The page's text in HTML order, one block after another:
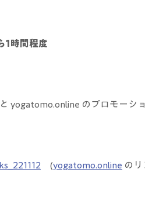
1時間程度
yogatomo.online のプロモーシ
(yogatomo.online のリ